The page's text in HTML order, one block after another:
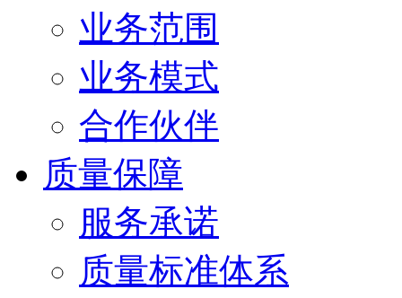
业务范围
业务模式
合作伙伴
质量保障
服务承诺
质量标准体系